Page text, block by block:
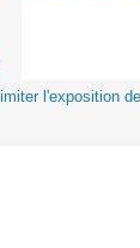
l'exposition